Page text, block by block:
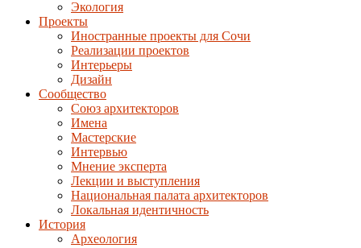
Экология
Проекты
Иностранные проекты для Сочи
Реализации проектов
Интерьеры
Дизайн
Сообщество
Союз архитекторов
Имена
Мастерские
Интервью
Мнение эксперта
Лекции и выступления
Национальная палата архитекторов
Локальная идентичность
История
Археология